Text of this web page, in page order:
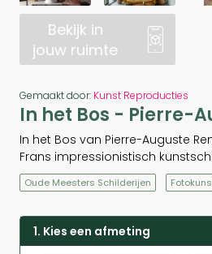
Bekijk in
jouw ruimte
Gemaakt door: Kunst Reproducties
In het Bos - Pierre-
In het Bos van Pierre-Auguste
Frans impressionistisch
Oude Meesters Schilderijen
1. Kies een afmeting